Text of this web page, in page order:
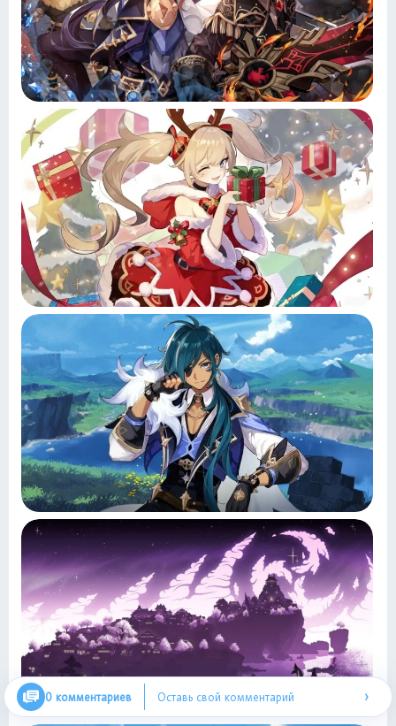
0 комментариев Оставь свой комментарий ›